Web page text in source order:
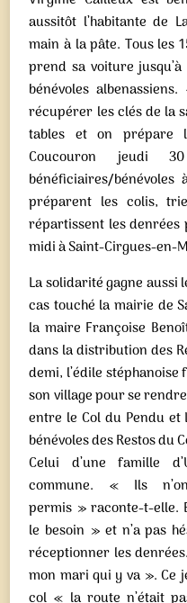
aussitôt l’habitante de
main à la pâte. Tous les
prend sa voiture
bénévoles
récupérer les clés de la
tables et on prépare
Coucouron jeudi
bénéficiaires/
préparent les colis,
répartissent les denrées
midi à Saint-Cirgues-en-
La solidarité gagne aussi
cas touché la mairie de
la maire Françoise
dans la distribution des
demi, l’édile
son village pour se
entre le Col du Pendu et
bénévoles des Restos
Celui d’une famille
commune. « Ils
permis » raconte-t-elle.
le besoin » et n’a pas
réceptionner les
mon mari qui y va ». Ce
col « la route n’était